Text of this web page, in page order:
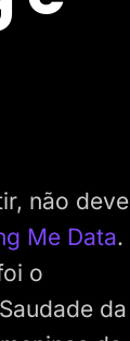
não deve
Me Data.
o
da